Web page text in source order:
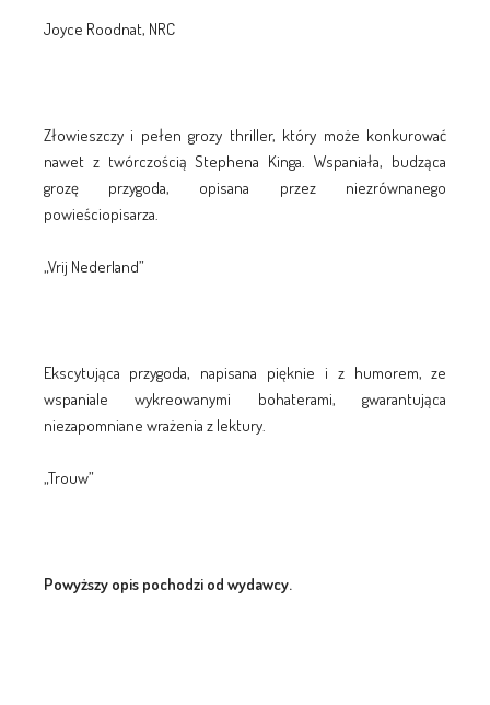
Joyce Roodnat, NRC
Złowieszczy i pełen grozy thriller, który może konkurować
nawet z twórczością Stephena Kinga. Wspaniała, budząca
grozę przygoda, opisana przez niezrównanego
powieściopisarza.
„Vrij Nederland”
Ekscytująca przygoda, napisana pięknie i z humorem, ze
wspaniale wykreowanymi bohaterami, gwarantująca
niezapomniane wrażenia z lektury.
„Trouw”
Powyższy opis pochodzi od wydawcy.